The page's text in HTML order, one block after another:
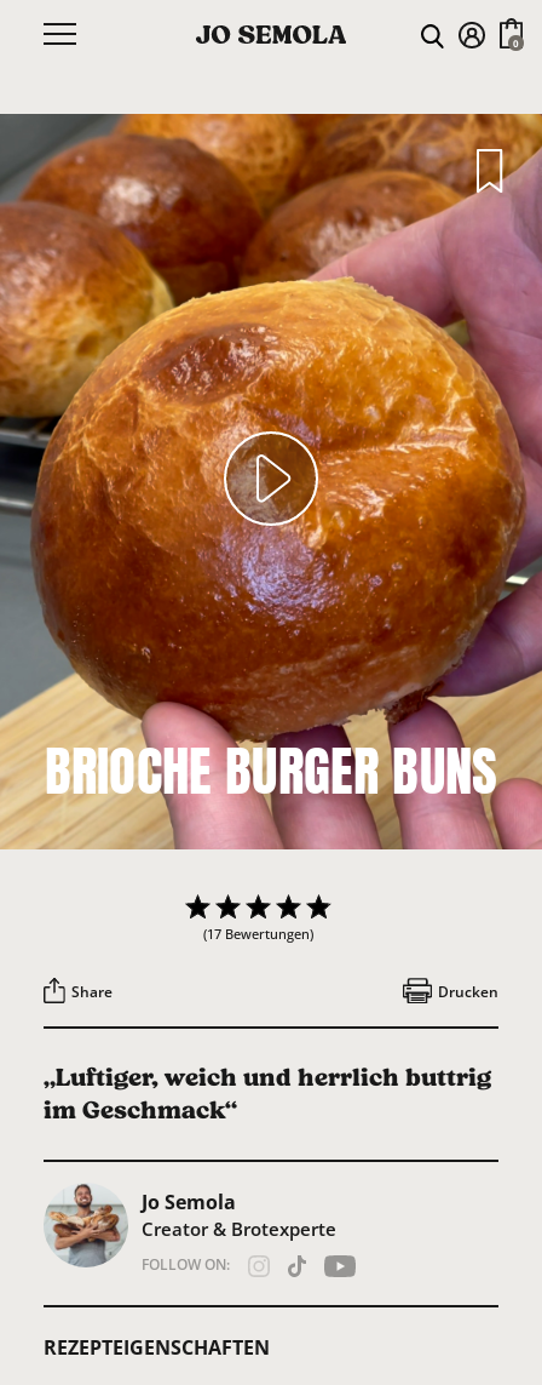
BRIOCHE BURGER BUNS
Share
(17 Bewertungen)
Drucken
„Luftiger, weich und herrlich buttrig
im Geschmack“
Jo Semola
Creator & Brotexperte
FOLLOW ON:
REZEPTEIGENSCHAFTEN